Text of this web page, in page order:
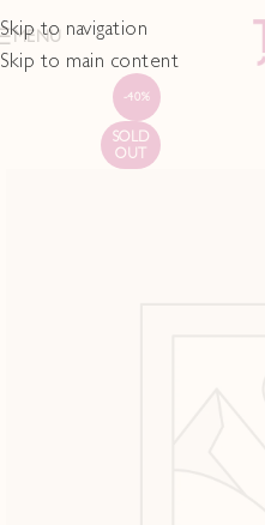
Skip to navigation
Skip to main content
MENU
-40%
SOLD
OUT